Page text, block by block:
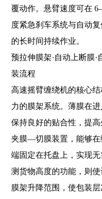
覆动作。悬臂速度可在
度紧急刹车系统与自动
的长时间持续作业。
预拉伸膜架·自动上断膜
装流程
高速摇臂缠绕机的核心
力的膜架系统。薄膜在
保持良好的贴合性，提
夹膜—切膜装置，能够在
端固定在托盘上，实现
测货物高度的功能，则
膜架升降范围，使包装